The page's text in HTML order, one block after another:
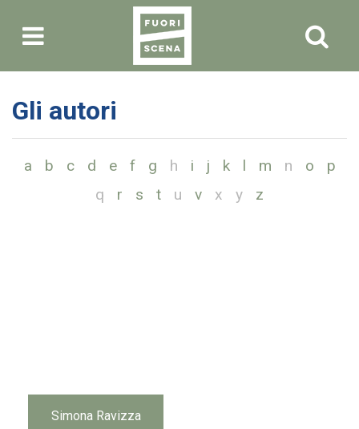
Gli autori
a b c d e f g h i j k l m n o
p
q
r s t u v x y z
Simona Ravizza